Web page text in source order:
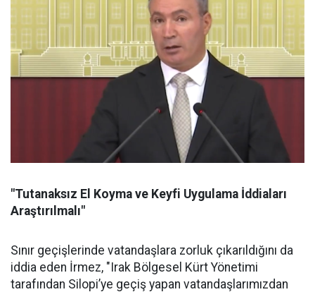
"Tutanaksız El Koyma ve Keyfi Uygulama İddiaları
Araştırılmalı"
Sınır geçişlerinde vatandaşlara zorluk çıkarıldığını da
iddia eden İrmez, "Irak Bölgesel Kürt Yönetimi
tarafından Silopi’ye geçiş yapan vatandaşlarımızdan